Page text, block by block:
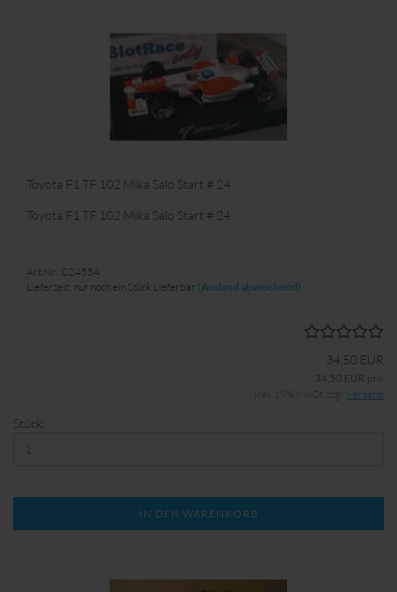
Toyota F1 TF 102 Mika Salo Start # 24
Toyota F1 TF 102 Mika Salo Start # 24
Art.Nr.: C2455A
Lieferzeit: nur noch ein Stück Lieferbar (Ausland abweichend)
34,50 EUR
34,50 EUR pro
inkl. 19% MwSt. zzgl. Versand
Stück:
IN DEN WARENKORB